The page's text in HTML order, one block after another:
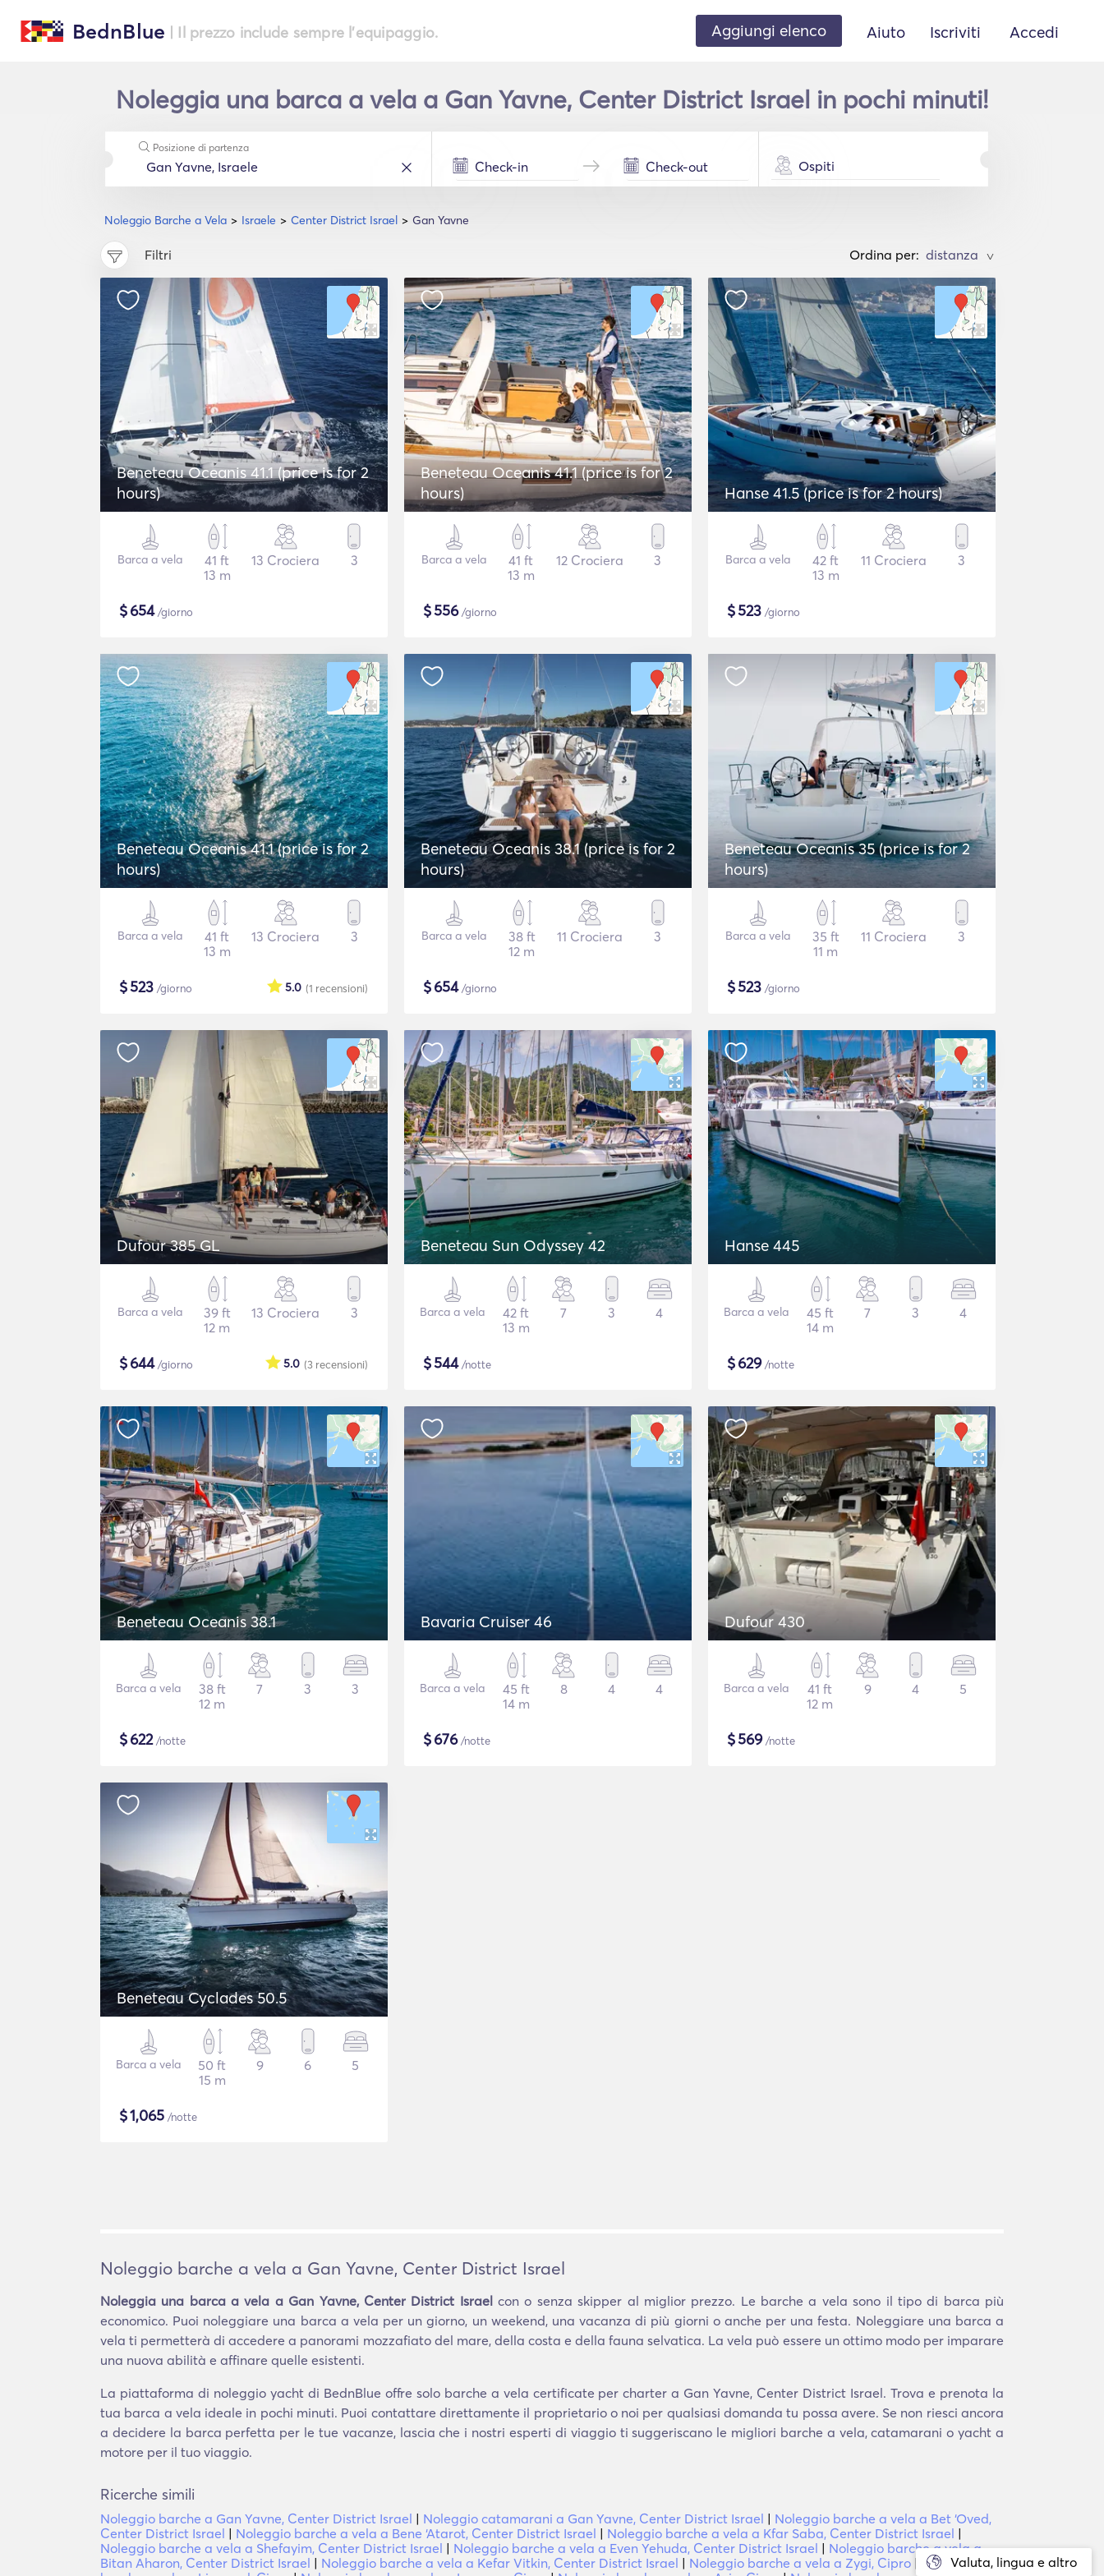
BednBlue | Il prezzo include sempre l'equipaggio. Aggiungi elenco Aiuto Iscriviti Accedi
Noleggia una barca a vela a Gan Yavne, Center District Israel in pochi minuti!
Noleggio Barche a Vela Israele Center District Israel Gan Yavne
Posizione di partenza
Ospiti
Filtri Ordina per: >
Beneteau Oceanis 41.1 (price is for 2
hours)
Barca a vela
41 ft
13 m
13 Crociera 3
$654/giorno
Beneteau Oceanis 41.1 (price is for 2
hours)
Barca a vela
41 ft
13 m
12 Crociera 3
$556/giorno
Hanse 41.5 (price is for 2 hours)
Barca a vela
42 ft
13 m
11 Crociera 3
$523 /giorno
Beneteau Oceanis 41.1 (price is for 2
hours)
Barca a vela
41 ft
13 m
13 Crociera 3
$523 /giorno (1 recensioni)
5.0
Beneteau Oceanis 38.1 (price is for 2
hours)
Barca a vela
38 ft
12 m
11 Crociera 3
$654/giorno
Beneteau Oceanis 35 (price is for 2
hours)
Barca a vela
35 ft
11 m
11 Crociera 3
$523 /giorno
Dufour 385 GL
Barca a vela
39 ft
12 m
13 Crociera 3
$644/giorno (3 recensioni)
5.0
Beneteau Sun Odyssey 42
Barca a vela
42 ft
13 m
7 3 4
$544/notte
Hanse 445
Barca a vela
45 ft
14 m
7 3 4
$629/notte
Beneteau Oceanis 38.1
Barca a vela
38 ft
12 m
7 3 3
$622/notte
Bavaria Cruiser 46
Barca a vela
45 ft
14 m
8 4 4
$676/notte
Dufour 430
Barca a vela
41 ft
12 m
9 4 5
$569/notte
Beneteau Cyclades 50.5
Barca a vela
50 ft
15 m
9 6 5
$1,065 /notte
Valuta, lingua e altro
Noleggio barche a vela a Gan Yavne, Center District Israel
Noleggia una barca a vela a Gan Yavne, Center District Israel con o senza skipper al miglior prezzo. Le barche a vela sono il tipo di barca più
economico. Puoi noleggiare una barca a vela per un giorno, un weekend, una vacanza di più giorni o anche per una festa. Noleggiare una barca a
vela ti permetterà di accedere a panorami mozzafiato del mare, della costa e della fauna selvatica. La vela può essere un ottimo modo per imparare
una nuova abilità e affinare quelle esistenti.
La piattaforma di noleggio yacht di BednBlue offre solo barche a vela certificate per charter a Gan Yavne, Center District Israel. Trova e prenota la
tua barca a vela ideale in pochi minuti. Puoi contattare direttamente il proprietario o noi per qualsiasi domanda tu possa avere. Se non riesci ancora
a decidere la barca perfetta per le tue vacanze, lascia che i nostri esperti di viaggio ti suggeriscano le migliori barche a vela, catamarani o yacht a
motore per il tuo viaggio.
Ricerche simili
Noleggio barche a Gan Yavne, Center District Israel | Noleggio catamarani a Gan Yavne, Center District Israel | Noleggio barche a vela a Bet ‘Oved,
Center District Israel | Noleggio barche a vela a Bene ‘Atarot, Center District Israel | Noleggio barche a vela a Kfar Saba, Center District Israel |
Noleggio barche a vela a Shefayim, Center District Israel | Noleggio barche a vela a Even Yehuda, Center District Israel | Noleggio barche a vela a
Bitan Aharon, Center District Israel | Noleggio barche a vela a Kefar Vitkin, Center District Israel | Noleggio barche a vela a Zygi, Cipro |
Noleggio